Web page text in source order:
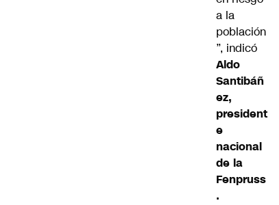
a la
población
”, indicó
Aldo
Santibáñ
ez,
president
e
nacional
de la
Fenpruss
.